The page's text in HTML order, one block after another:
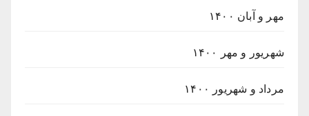
مهر و آبان ۱۴۰۰
شهریور و مهر ۱۴۰۰
مرداد و شهریور ۱۴۰۰